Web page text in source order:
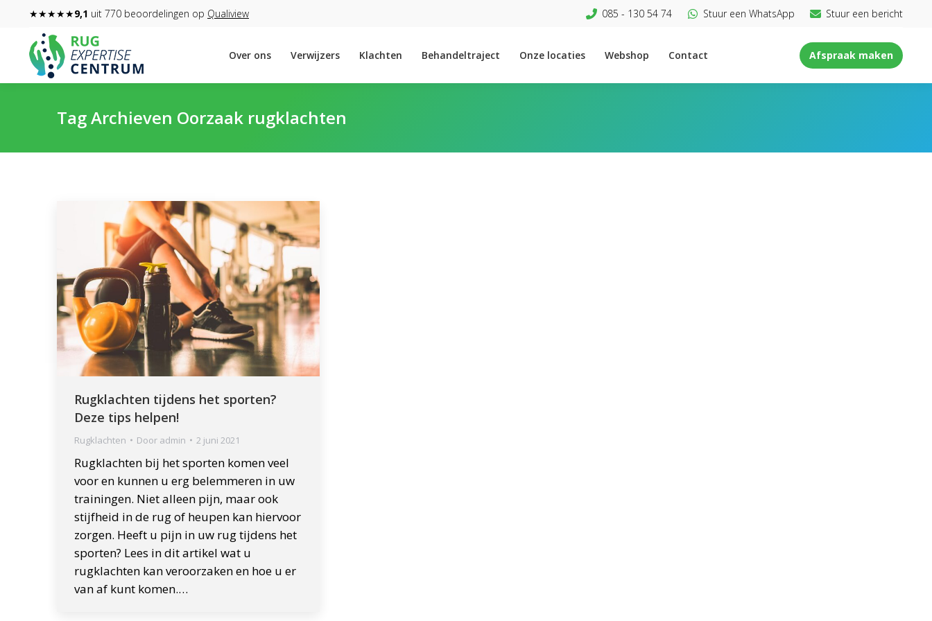
★★★★★9,1 uit 770 beoordelingen op Qualiview 085 - 130 54 74 Stuur een WhatsApp Stuur een bericht
Over ons Verwijzers Klachten Behandeltraject Onze locaties Webshop Contact Afspraak maken
Tag Archieven Oorzaak rugklachten
Rugklachten tijdens het sporten?
Deze tips helpen!
Rugklachten Door admin 2 juni 2021
Rugklachten bij het sporten komen veel
voor en kunnen u erg belemmeren in uw
trainingen. Niet alleen pijn, maar ook
stijfheid in de rug of heupen kan hiervoor
zorgen. Heeft u pijn in uw rug tijdens het
sporten? Lees in dit artikel wat u
rugklachten kan veroorzaken en hoe u er
van af kunt komen.…